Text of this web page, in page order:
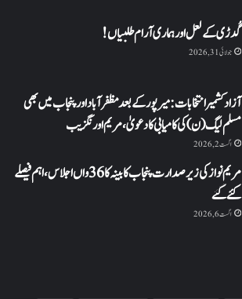
گُدڑی کے لعل اور ہماری آرام طلبیاں!
جولائی 31, 2026
آزاد کشمیر انتخابات: میرپور کے بعد مظفرآباد اور پنجاب میں بھی
مسلم لیگ (ن) کی کامیابی کا دعویٰ، مریم اورنگزیب
اگست 2, 2026
مریم نواز کی زیر صدارت پنجاب کابینہ کا 36واں اجلاس،اہم فیصلے
کئے گئے
اگست 6, 2026